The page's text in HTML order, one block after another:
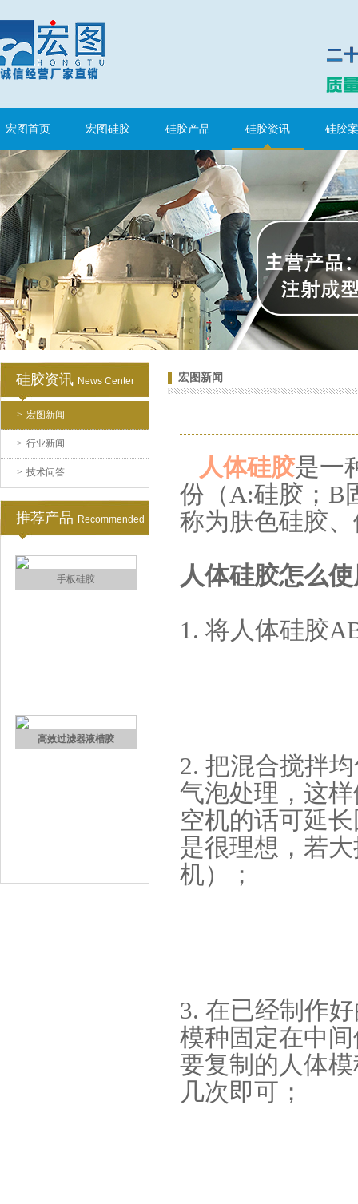
宏图首页 宏图硅胶 硅胶产品 硅胶资讯 硅胶
硅胶资讯 News Center
> 宏图新闻
> 行业新闻
> 技术问答
推荐产品 Recommended
半透明模具硅胶
注射硅胶
手板硅胶
高效过滤器液槽胶
宏图新闻
人体硅胶是一
份（A:硅胶；B
称为肤色硅胶
人体硅胶怎么
1. 将人体硅胶
2. 把混合搅拌
气泡处理，这
空机的话可延
是很理想，若
机）；
3. 在已经制作
模种固定在中
要复制的人体
几次即可；